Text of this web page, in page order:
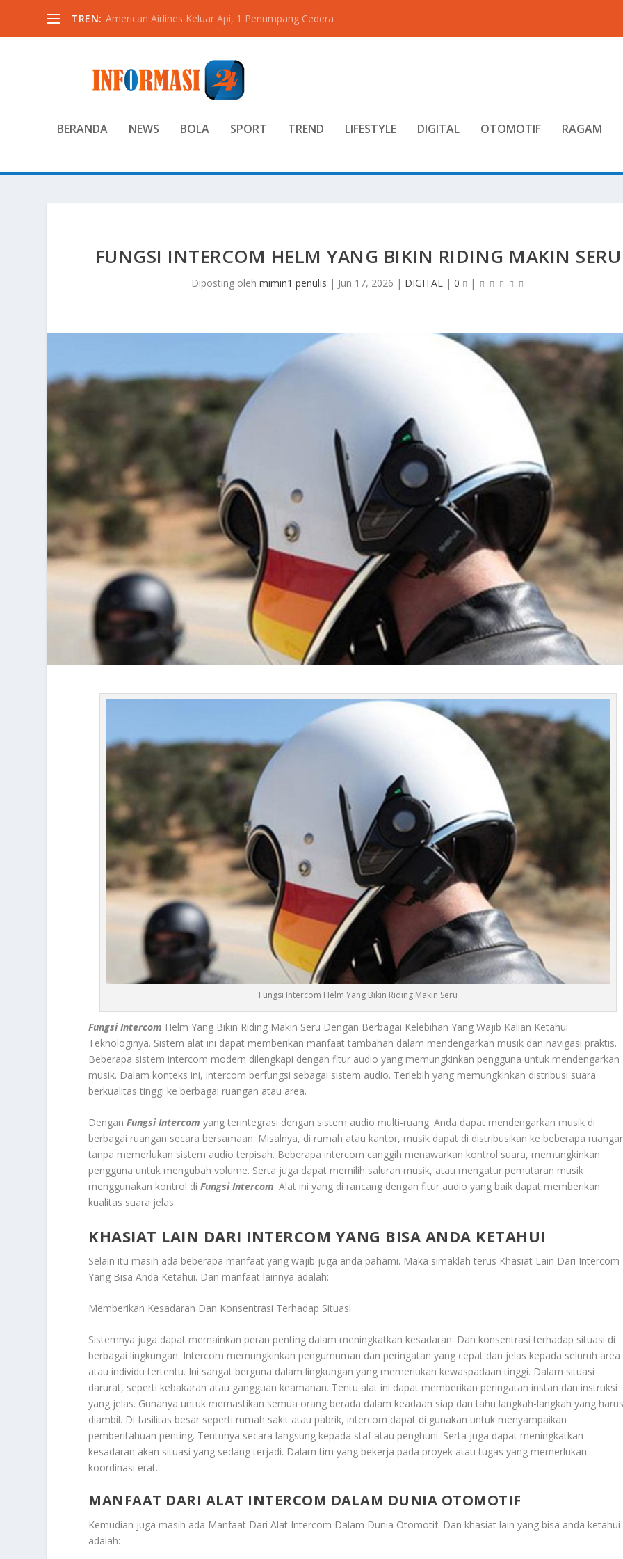
TREN: American Airlines Keluar Api, 1 Penumpang Cedera
BERANDA NEWS BOLA SPORT TREND LIFESTYLE DIGITAL OTOMOTIF RAGAM
FUNGSI INTERCOM HELM YANG BIKIN RIDING MAKIN SERU
Diposting olehmimin1 penulis | Jun 17, 2026 | DIGITAL |0 |
Fungsi Intercom Helm Yang Bikin Riding Makin Seru
Fungsi Intercom Helm Yang Bikin Riding Makin Seru Dengan Berbagai Kelebihan Yang Wajib Kalian Ketahui
Teknologinya. Sistem alat ini dapat memberikan manfaat tambahan dalam mendengarkan musik dan navigasi praktis.
Beberapa sistem intercom modern dilengkapi dengan fitur audio yang memungkinkan pengguna untuk mendengarkan
musik. Dalam konteks ini, intercom berfungsi sebagai sistem audio. Terlebih yang memungkinkan distribusi suara
berkualitas tinggi ke berbagai ruangan atau area.
DenganFungsi Intercom yang terintegrasi dengan sistem audio multi-ruang. Anda dapat mendengarkan musik di
berbagai ruangan secara bersamaan. Misalnya, di rumah atau kantor, musik dapat di distribusikan ke beberapa
tanpa memerlukan sistem audio terpisah. Beberapa intercom canggih menawarkan kontrol suara, memungkinkan
pengguna untuk mengubah volume. Serta juga dapat memilih saluran musik, atau mengatur pemutaran musik
menggunakan kontrol diFungsi Intercom. Alat ini yang di rancang dengan fitur audio yang baik dapat memberikan
kualitas suara jelas.
KHASIAT LAIN DARI INTERCOM YANG BISA ANDA KETAHUI
Selain itu masih ada beberapa manfaat yang wajib juga anda pahami. Maka simaklah terus Khasiat Lain Dari Intercom
Yang Bisa Anda Ketahui. Dan manfaat lainnya adalah:
Memberikan Kesadaran Dan Konsentrasi Terhadap Situasi
Sistemnya juga dapat memainkan peran penting dalam meningkatkan kesadaran. Dan konsentrasi terhadap situasi di
berbagai lingkungan. Intercom memungkinkan pengumuman dan peringatan yang cepat dan jelas kepada seluruh area
atau individu tertentu. Ini sangat berguna dalam lingkungan yang memerlukan kewaspadaan tinggi. Dalam situasi
darurat, seperti kebakaran atau gangguan keamanan. Tentu alat ini dapat memberikan peringatan instan dan instruksi
yang jelas. Gunanya untuk memastikan semua orang berada dalam keadaan siap dan tahu langkah-langkah yang
diambil. Di fasilitas besar seperti rumah sakit atau pabrik, intercom dapat di gunakan untuk menyampaikan
pemberitahuan penting. Tentunya secara langsung kepada staf atau penghuni. Serta juga dapat meningkatkan
kesadaran akan situasi yang sedang terjadi. Dalam tim yang bekerja pada proyek atau tugas yang memerlukan
koordinasi erat.
MANFAAT DARI ALAT INTERCOM DALAM DUNIA OTOMOTIF
Kemudian juga masih ada Manfaat Dari Alat Intercom Dalam Dunia Otomotif. Dan khasiat lain yang bisa anda ketahui
adalah: